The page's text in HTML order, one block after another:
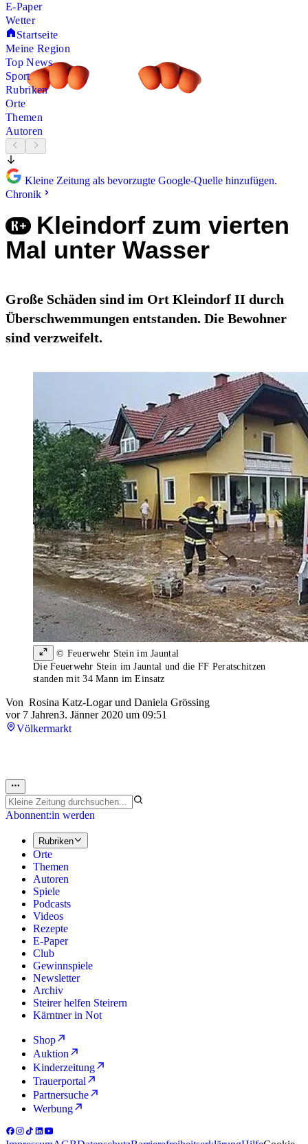
E-Paper
Wetter
Startseite
Meine Region
Top News
Sport
Rubriken
Orte
Themen
Autoren
Kleine Zeitung als bevorzugte Google-Quelle hinzufügen.
Chronik
Kleindorf zum vierten
Mal unter Wasser
Große Schäden sind im Ort Kleindorf II durch
Überschwemmungen entstanden. Die Bewohner
sind verzweifelt.
© Feuerwehr Stein im Jauntal
Die Feuerwehr Stein im Jauntal und die FF Peratschitzen
standen mit 34 Mann im Einsatz
Von Rosina Katz-Logarund Daniela Grössing
vor 7 Jahren3. Jänner 2020 um 09:51
Völkermarkt
Abonnent:in werden
Rubriken
Orte
Themen
Autoren
Spiele
Podcasts
Videos
Rezepte
E-Paper
Club
Gewinnspiele
Newsletter
Archiv
Steirer helfen Steirern
Kärntner in Not
Shop
Auktion
Kinderzeitung
Trauerportal
Partnersuche
Werbung